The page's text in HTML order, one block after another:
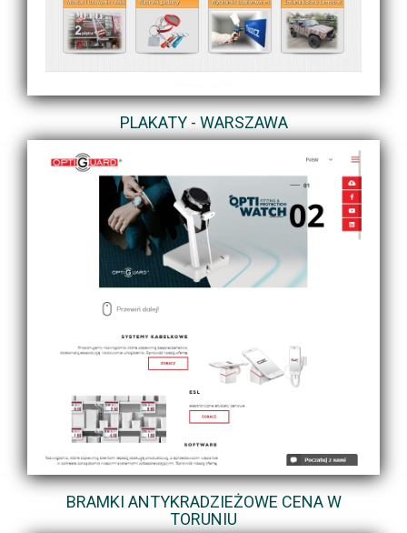
PLAKATY - WARSZAWA
BRAMKI ANTYKRADZIEŻOWE CENA W
TORUNIU